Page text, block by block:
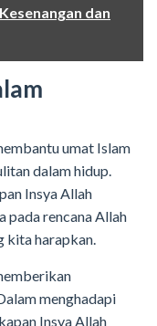
dan
umat Islam
dalam hidup.
Insya Allah
pada rencana Allah
kita harapkan.
menghadapi
Insya Allah